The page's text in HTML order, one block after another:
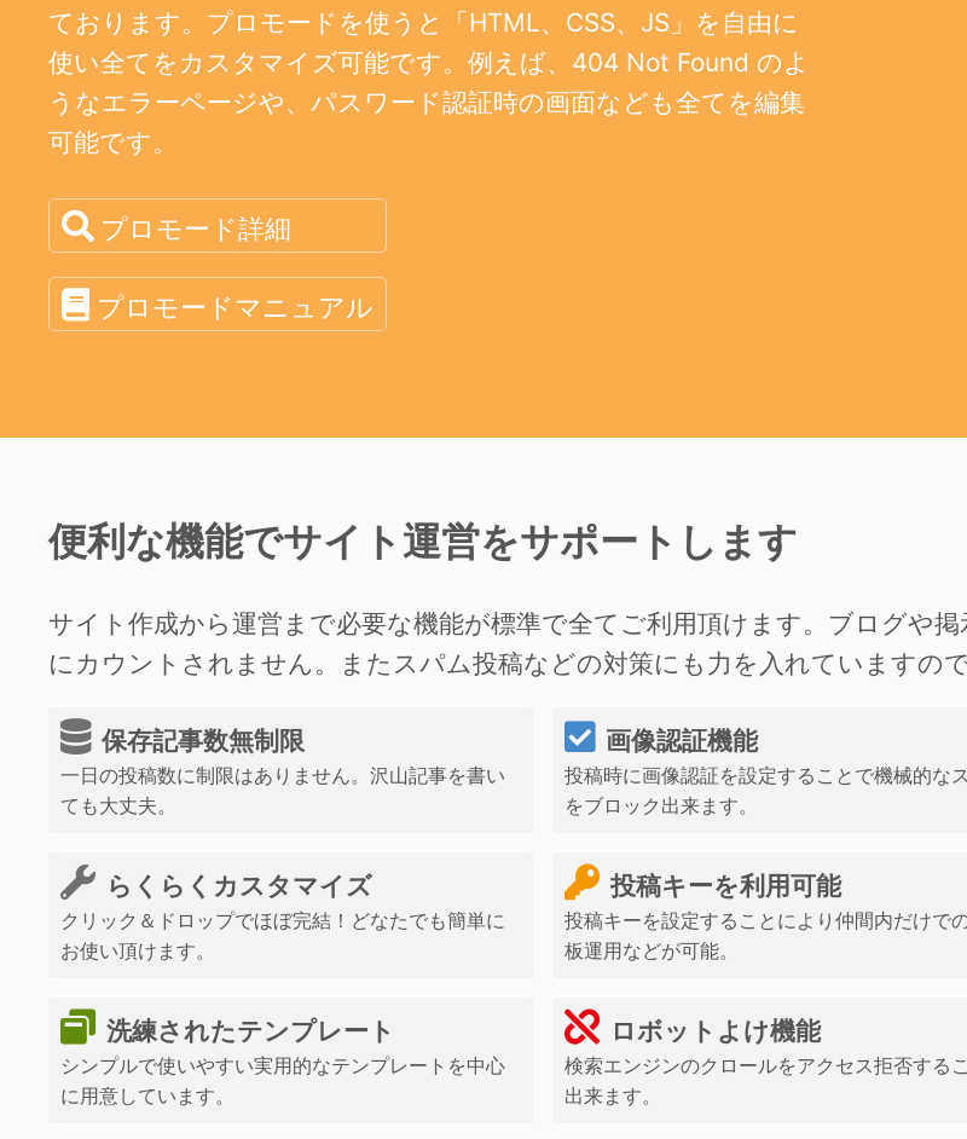
ております。プロモードを使うと「HTML、CSS、JS」を自由に
使い全てをカスタマイズ可能です。例えば、404 Not Found のよ
うなエラーページや、パスワード認証時の画面なども全てを編集
可能です。
プロモード詳細
プロモードマニュアル
便利な機能でサイト運営をサポートします
サイト作成から運営まで必要な機能が標準で全てご利用頂けます。ブログや
にカウントされません。またスパム投稿などの対策にも力を入れていますの
保存記事数無制限
一日の投稿数に制限はありません。沢山記事を書い
ても大丈夫。
らくらくカスタマイズ
クリック＆ドロップでほぼ完結！どなたでも簡単に
お使い頂けます。
洗練されたテンプレート
シンプルで使いやすい実用的なテンプレートを中心
に用意しています。
画像認証機能
投稿時に画像認証を設定することで機械的な
をブロック出来ます。
投稿キーを利用可能
投稿キーを設定することにより仲間内だけで
板運用などが可能。
ロボットよけ機能
検索エンジンのクロールをアクセス拒否する
出来ます。